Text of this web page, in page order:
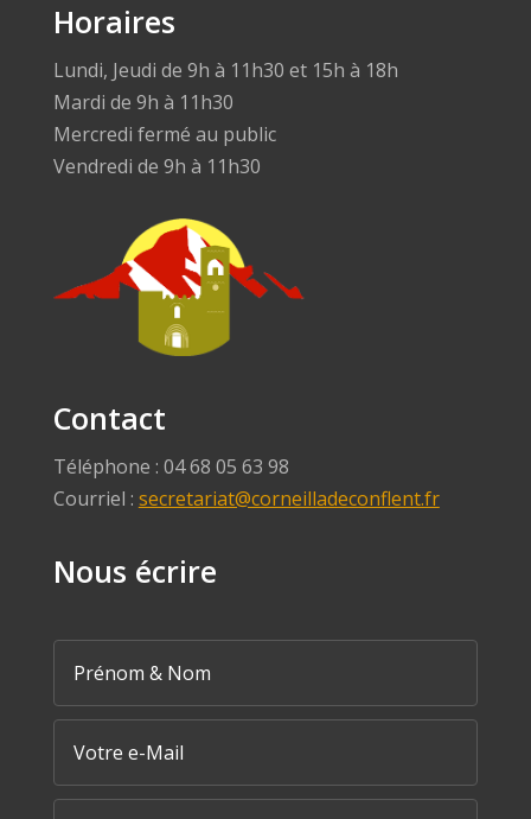
Horaires
Lundi, Jeudi de 9h à 11h30 et 15h à 18h
Mardi de 9h à 11h30
Mercredi fermé au public
Vendredi de 9h à 11h30
Contact
Téléphone : 04 68 05 63 98
Courriel : secretariat@corneilladeconflent.fr
Nous écrire